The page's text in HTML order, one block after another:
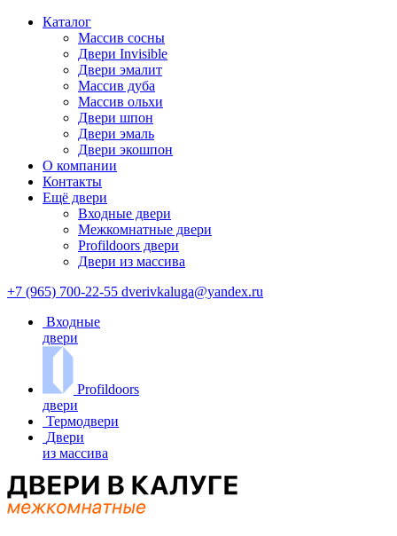
Каталог
Массив сосны
Двери Invisible
Двери эмалит
Массив дуба
Массив ольхи
Двери шпон
Двери эмаль
Двери экошпон
О компании
Контакты
Ещё двери
Входные двери
Межкомнатные двери
Profildoors двери
Двери из массива
+7 (965) 700-22-55 dverivkaluga@yandex.ru
Входные
двери
Profildoors
двери
Термодвери
Двери
из массива